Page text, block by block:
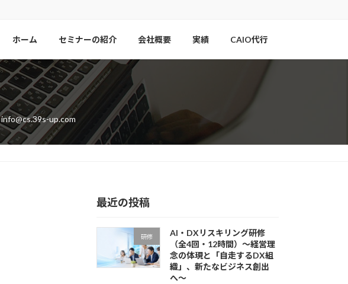
ホーム セミナーの紹介 会社概要 実績 CAIO代行
info@cs.39s-up.com
最近の投稿
研修
AI・DXリスキリング研修
（全4回・12時間）〜経営理
念の体現と「自走するDX組
織」、新たなビジネス創出
へ〜